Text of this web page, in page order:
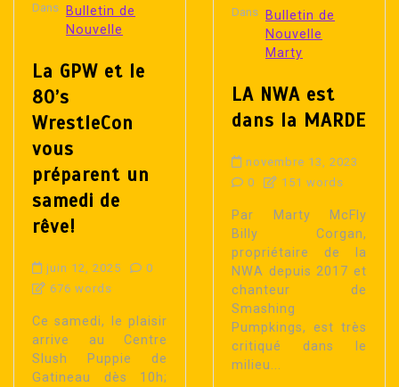
Dans
Bulletin de
Nouvelle
La GPW et le
80’s
WrestleCon
vous
préparent un
samedi de
rêve!
juin 12, 2025
0
676 words
Ce samedi, le plaisir
arrive au Centre
Slush Puppie de
Gatineau dès 10h;
Dans
Bulletin de
Nouvelle
Marty
LA NWA est
dans la MARDE
novembre 13, 2023
0
151 words
Par Marty McFly
Billy Corgan,
propriétaire de la
NWA depuis 2017 et
chanteur de
Smashing
Pumpkings, est très
critiqué dans le
milieu...